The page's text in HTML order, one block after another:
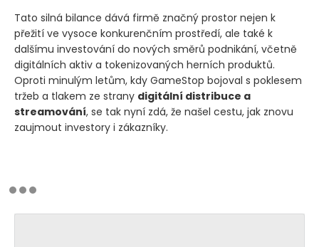
Tato silná bilance dává firmě značný prostor nejen k
přežití ve vysoce konkurenčním prostředí, ale také k
dalšímu investování do nových směrů podnikání, včetně
digitálních aktiv a tokenizovaných herních produktů.
Oproti minulým letům, kdy GameStop bojoval s poklesem
tržeb a tlakem ze strany digitální distribuce a
streamování, se tak nyní zdá, že našel cestu, jak znovu
zaujmout investory i zákazníky.